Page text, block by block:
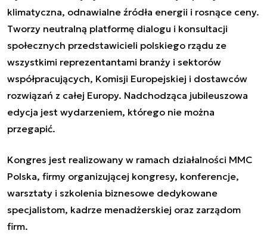
klimatyczna, odnawialne źródła energii i rosnące ceny.
Tworzy neutralną platformę dialogu i konsultacji
społecznych przedstawicieli polskiego rządu ze
wszystkimi reprezentantami branży i sektorów
współpracujących, Komisji Europejskiej i dostawców
rozwiązań z całej Europy. Nadchodząca jubileuszowa
edycja jest wydarzeniem, którego nie można
przegapić.
Kongres jest realizowany w ramach działalności MMC
Polska, firmy organizującej kongresy, konferencje,
warsztaty i szkolenia biznesowe dedykowane
specjalistom, kadrze menadżerskiej oraz zarządom
firm.